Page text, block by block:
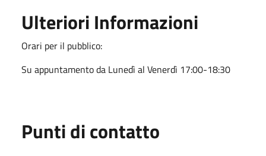
Ulteriori Informazioni
Orari per il pubblico:
Su appuntamento da Lunedì al Venerdì 17:00-18:30
Punti di contatto